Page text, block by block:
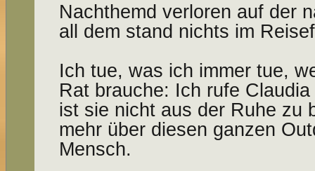
Nachthemd verloren auf der
all dem stand nichts im
Ich tue, was ich immer tue,
Rat brauche: Ich rufe
ist sie nicht aus der Ruhe zu
mehr über diesen ganzen
Mensch.